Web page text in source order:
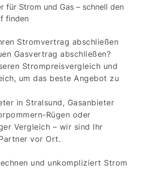
für Strom und Gas – schnell den
finden
Stromvertrag abschließen
Gasvertrag abschließen?
Strompreisvergleich und
um das beste Angebot zu
in Stralsund, Gasanbieter
Rügen oder
Vergleich – wir sind Ihr
vor Ort.
und unkompliziert Strom